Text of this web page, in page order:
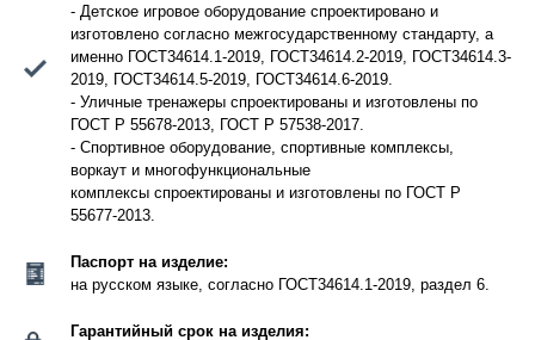
- Детское игровое оборудование спроектировано и
изготовлено согласно межгосударственному стандарту, а
именно ГОСТ34614.1-2019, ГОСТ34614.2-2019, ГОСТ34614.3-
2019, ГОСТ34614.5-2019, ГОСТ34614.6-2019.
- Уличные тренажеры спроектированы и изготовлены по
ГОСТ Р 55678-2013, ГОСТ Р 57538-2017.
- Спортивное оборудование, спортивные комплексы,
воркаут и многофункциональные
комплексы спроектированы и изготовлены по ГОСТ Р
55677-2013.
Паспорт на изделие:
на русском языке, согласно ГОСТ34614.1-2019, раздел 6.
Гарантийный срок на изделия: